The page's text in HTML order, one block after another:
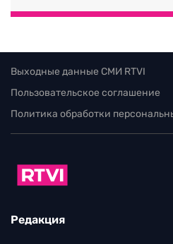
Выходные данные СМИ RTVI
Пользовательское соглашение
Политика обработки
Редакция